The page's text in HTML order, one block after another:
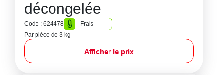
décongelée
Code : 624478
Frais
Par pièce de 3 kg
Afficher le prix